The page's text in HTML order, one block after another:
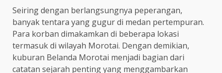
Seiring dengan berlangsungnya peperangan,
banyak tentara yang gugur di medan pertempuran.
Para korban dimakamkan di beberapa lokasi
termasuk di wilayah Morotai. Dengan demikian,
kuburan Belanda Morotai menjadi bagian dari
catatan sejarah penting yang menggambarkan